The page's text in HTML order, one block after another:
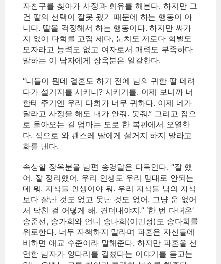
자친구를 찾아가 사정과 회유를 해본다. 하지만 그
건 딸의 선택이 잘못 됐기 때문에 하는 행동이 아
니다. 딸을 걱정해서 하는 행동이다. 하지만 싸가
지 없이 다희를 고집 세다, 눈치도 제로다 학벌도
모자라고 능력도 없고 여자로서 매력도 부족하다
말하는 이 남자에게 장옥분은 일갈한다.
“니들이 뭔데 결혼도 하기 전에 남의 귀한 딸 데려
다가 설거지를 시키니? 시키기를. 이제 보니까 너
한테 주기엔 우리 다희가 너무 귀하다. 이제 네가
달라고 사정을 해도 내가 안줘. 못줘.” 그리고 집으
로 돌아오는 길 엄마는 도로 한 복판에서 오열한
다. 집으로 와 괜스레 딸에게 설거지 하지 말라고
화를 낸다.
속상할 장옥분을 남편 송영달은 다독인다. “잘 했
어. 잘 정리했어. 우리 인생도 우리 맘대로 안되는
데 뭐. 자식들 인생이야 뭐. 우리 자식들 남의 자식
보다 잘난 것도 없고 못난 것도 없어. 그냥 운 없어
서 닥친 걸 어떻게 해. 견뎌내야지.” ‘한 번 다녀온’
송준선, 송가희와 언니 송나희(이민정)도 송다희를
위로한다. 너무 자책하지 말라며 파혼은 자신들에
비하면 애교 수준이라 말해준다. 하지만 파혼을 선
언한 남자가 양다리를 걸쳤다는 이야기를 듣고는